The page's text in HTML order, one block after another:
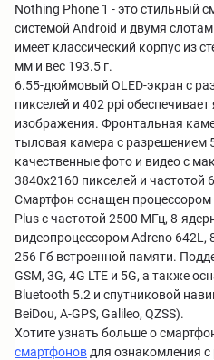
Nothing Phone 1 - это стильный
системой Android и двумя
имеет классический корпус из
мм и вес 193.5 г.
6.55-дюймовый OLED-экран с
пикселей и 402 ppi обеспечивает
изображения. Фронтальная
тыловая камера с разрешением
качественные фото и видео с
3840x2160 пикселей и частотой
Смартфон оснащен процессором
Plus с частотой 2500 МГц, 8-
видеопроцессором Adreno 642L,
256 Гб встроенной памяти.
GSM, 3G, 4G LTE и 5G, а также
Bluetooth 5.2 и спутниковой
BeiDou, A-GPS, Galileo, QZSS).
Хотите узнать больше о
смартфонов для ознакомления